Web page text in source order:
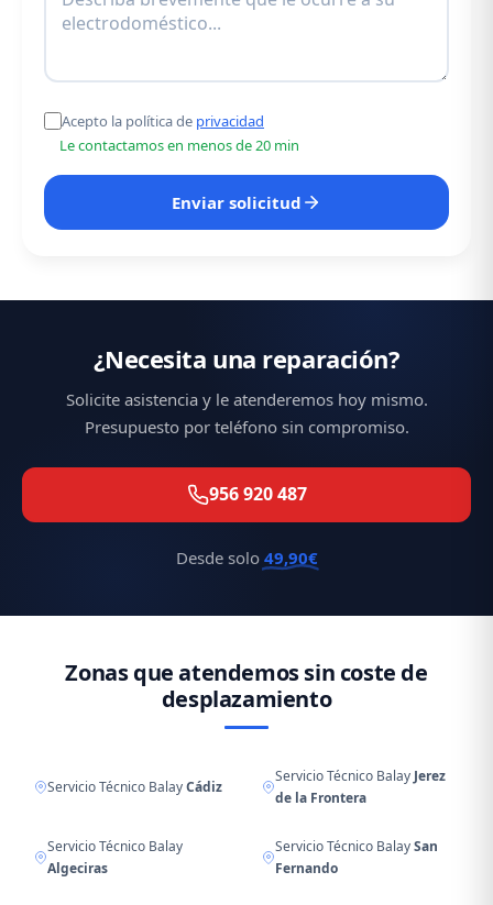
Acepto la política de privacidad
Le contactamos en menos de 20 min
Enviar solicitud
¿Necesita una reparación?
Solicite asistencia y le atenderemos hoy mismo.
Presupuesto por teléfono sin compromiso.
956 920 487
Desde solo 49,90€
Zonas que atendemos sin coste de
desplazamiento
Servicio Técnico BalayCádiz
Servicio Técnico Balay Jerez
de la Frontera
Servicio Técnico Balay
Algeciras
Servicio Técnico BalaySan
Fernando